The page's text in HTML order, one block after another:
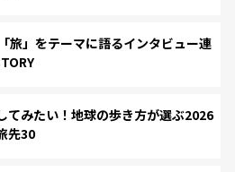
旅」をテーマに語るインタビュー連
てみたい！地球の歩き方が選ぶ2026
先30